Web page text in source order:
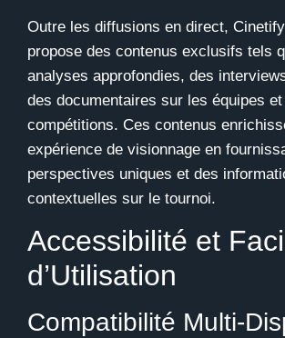
Outre les diffusions en direct,
propose des contenus exclusifs tels
analyses approfondies, des
des documentaires sur les équipes
compétitions. Ces contenus
expérience de visionnage en
perspectives uniques et des
contextuelles sur le tournoi.
Accessibilité et
d’Utilisation
Compatibilité Multi-